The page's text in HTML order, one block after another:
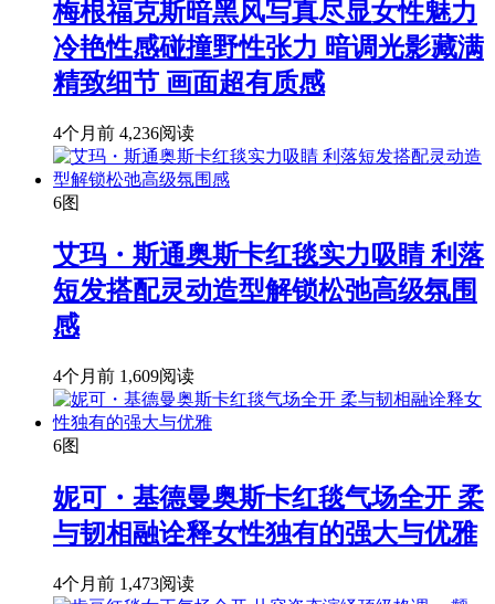
梅根福克斯暗黑风写真尽显女性魅力
冷艳性感碰撞野性张力 暗调光影藏满
精致细节 画面超有质感
4个月前 4,236阅读
6图
艾玛・斯通奥斯卡红毯实力吸睛 利落
短发搭配灵动造型解锁松弛高级氛围
感
4个月前 1,609阅读
6图
妮可・基德曼奥斯卡红毯气场全开 柔
与韧相融诠释女性独有的强大与优雅
4个月前 1,473阅读